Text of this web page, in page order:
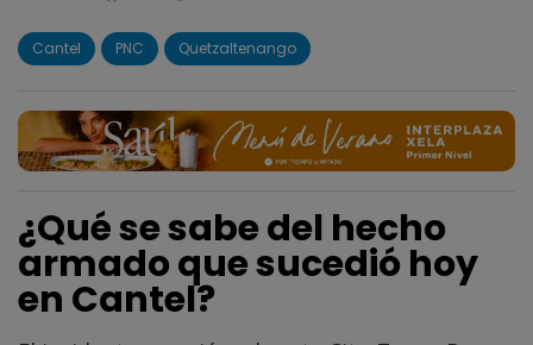
Cantel PNC Quetzaltenango
¿Qué se sabe del hecho
armado que sucedió hoy
en Cantel?